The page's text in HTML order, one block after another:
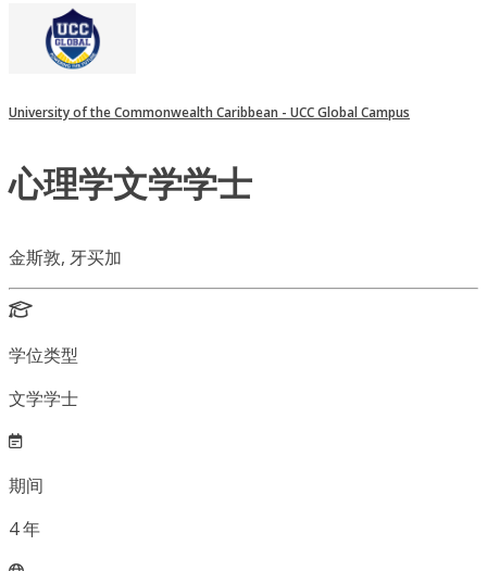
University of the Commonwealth Caribbean - UCC Global Campus
心理学文学学士
金斯敦, 牙买加
学位类型
文学学士
期间
4年